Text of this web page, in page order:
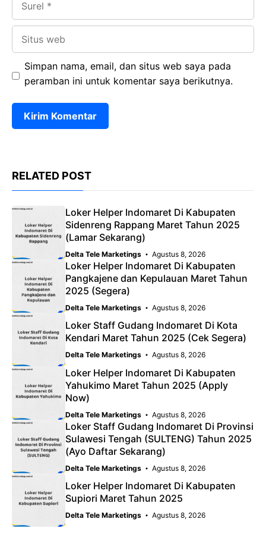
Simpan nama, email, dan situs web saya pada
peramban ini untuk komentar saya berikutnya.
RELATED POST
Loker Helper Indomaret Di Kabupaten
Sidenreng Rappang Maret Tahun 2025
(Lamar Sekarang)
Delta Tele Marketings Agustus 8, 2026
Loker Helper Indomaret Di Kabupaten
Pangkajene dan Kepulauan Maret Tahun
2025 (Segera)
Delta Tele Marketings Agustus 8, 2026
Loker Staff Gudang Indomaret Di Kota
Kendari Maret Tahun 2025 (Cek Segera)
Delta Tele Marketings Agustus 8, 2026
Loker Helper Indomaret Di Kabupaten
Yahukimo Maret Tahun 2025 (Apply
Now)
Delta Tele Marketings Agustus 8, 2026
Loker Staff Gudang Indomaret Di Provinsi
Sulawesi Tengah (SULTENG) Tahun 2025
(Ayo Daftar Sekarang)
Delta Tele Marketings Agustus 8, 2026
Loker Helper Indomaret Di Kabupaten
Supiori Maret Tahun 2025
Delta Tele Marketings Agustus 8, 2026